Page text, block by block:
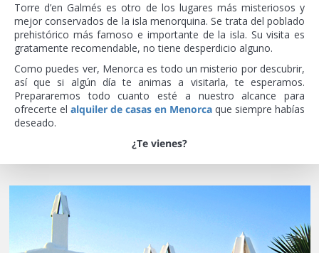
Torre d’en Galmés es otro de los lugares más misteriosos y
mejor conservados de la isla menorquina. Se trata del poblado
prehistórico más famoso e importante de la isla. Su visita es
gratamente recomendable, no tiene desperdicio alguno.
Como puedes ver, Menorca es todo un misterio por descubrir,
así que si algún día te animas a visitarla, te esperamos.
Prepararemos todo cuanto esté a nuestro alcance para
ofrecerte el alquiler de casas en Menorca que siempre habías
deseado.
¿Te vienes?